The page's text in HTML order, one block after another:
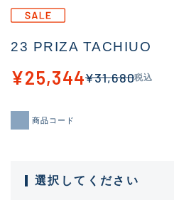
23 PRIZA TACHIUO
¥25,344¥31,680税込
商品コード
選択してください